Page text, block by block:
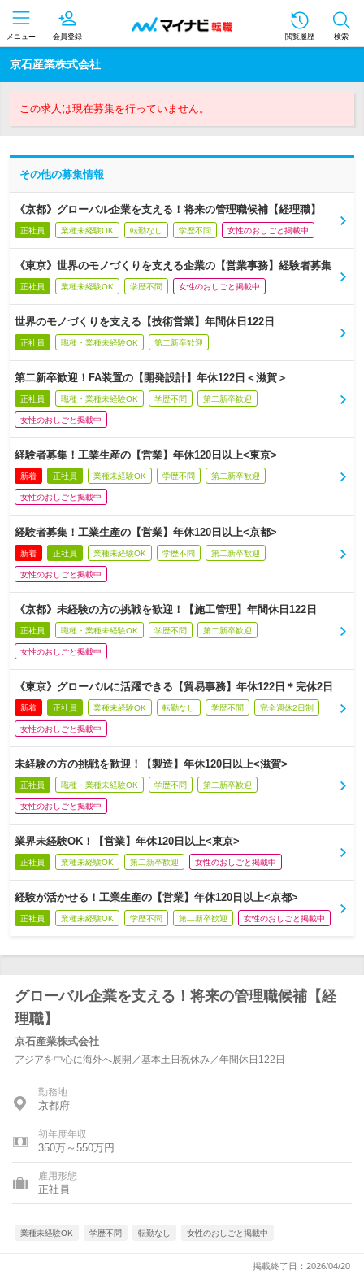
メニュー 会員登録 閲覧履歴 検索
京石産業株式会社
この求人は現在募集を行っていません。
その他の募集情報
《京都》グローバル企業を支える！将来の管理職候補【経理職】
正社員 業種未経験OK 転勤なし 学歴不問 女性のおしごと掲載中
《東京》世界のモノづくりを支える企業の【営業事務】経験者募集
正社員 業種未経験OK 学歴不問 女性のおしごと掲載中
世界のモノづくりを支える【技術営業】年間休日122日
正社員 職種・業種未経験OK 第二新卒歓迎
第二新卒歓迎！FA装置の【開発設計】年休122日＜滋賀＞
正社員 職種・業種未経験OK 学歴不問 第二新卒歓迎
女性のおしごと掲載中
経験者募集！工業生産の【営業】年休120日以上<東京>
新着 正社員 業種未経験OK 学歴不問 第二新卒歓迎
女性のおしごと掲載中
経験者募集！工業生産の【営業】年休120日以上<京都>
新着 正社員 業種未経験OK 学歴不問 第二新卒歓迎
女性のおしごと掲載中
《京都》未経験の方の挑戦を歓迎！【施工管理】年間休日122日
正社員 職種・業種未経験OK 学歴不問 第二新卒歓迎
女性のおしごと掲載中
《東京》グローバルに活躍できる【貿易事務】年休122日＊完休2日
新着 正社員 業種未経験OK 転勤なし 学歴不問 完全週休2日制
女性のおしごと掲載中
未経験の方の挑戦を歓迎！【製造】年休120日以上<滋賀>
正社員 職種・業種未経験OK 学歴不問 第二新卒歓迎
女性のおしごと掲載中
業界未経験OK！【営業】年休120日以上<東京>
正社員 業種未経験OK 第二新卒歓迎 女性のおしごと掲載中
経験が活かせる！工業生産の【営業】年休120日以上<京都>
正社員 業種未経験OK 学歴不問 第二新卒歓迎 女性のおしごと掲載中
グローバル企業を支える！将来の管理職候補【経
理職】
京石産業株式会社
アジアを中心に海外へ展開／基本土日祝休み／年間休日122日
勤務地
京都府
初年度年収
350万～550万円
雇用形態
正社員
業種未経験OK 学歴不問 転勤なし 女性のおしごと掲載中
掲載終了日：2026/04/20